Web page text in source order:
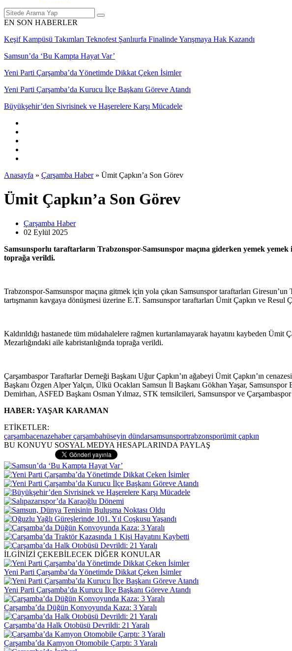
EN SON HABERLER
Keşif Kampüsü Takımları Teknofest Şanlıurfa Finalinde Yarışmaya Hak Kazandı
Samsun’da ‘Bu Kampta Hayat Var’
Yeni Parti Çarşamba’da Yönetimde Dikkat Çeken İsimler
Yeni Parti Çarşamba’da Kurucu İlçe Başkanı Göreve Atandı
Büyükşehir’den Sivrisinek ve Haşerelere Karşı Mücadele
Anasayfa » Çarşamba Haber » Ümit Çapkın’a Son Görev
Ümit Çapkın’a Son Görev
Çarşamba Haber
02 Eylül 2025
Samsunsporlu taraftarların Trabzonspor-Samsunspor maçına giderken yemek
toprağa verildi.
Trabzonspor-Samsunspor maçına gitmek için yola çıkan Samsunspor taraftarları
tartışmanın kavgaya dönüşmesi üzerine E.T. Samsunspor taraftarları Ümit Çapkın ve Resul
Kaldırıldığı hastanede tüm müdahalelere rağmen kurtarılamayarak hayatını kaybeden Ümit
Mezarlığındaki aile kabristanlığında toprağa verildi.
Çarşambaspor Taraftarlar Derneği Başkanı Uğur Çapkın’ın ağabeyi Ümit Çapkın’ın
Başkanı Özgen Alper Yalçın, Ülkü Ocakları Samsun İl Başkanı Gökhan Yaşar,
Demirhan, ASFED Başkanı Osman Yılmaz, STK temsilcileri, Samsunspor ve Çarşambaspor
HABER: YAŞAR KARAMAN
ETİKETLER:
çarşambacenazehaber çarşambahüseyin dündarsamsunsportrabzonsporümit çapkın
BU KONUYU SOSYAL MEDYA HESAPLARINDA PAYLAŞ
İLGİNİZİ ÇEKEBİLECEK DİĞER KONULAR
Yeni Parti Çarşamba’da Yönetimde Dikkat Çeken İsimler
Yeni Parti Çarşamba’da Kurucu İlçe Başkanı Göreve Atandı
Çarşamba’da Düğün Konvoyunda Kaza: 3 Yaralı
Çarşamba’da Halk Otobüsü Devrildi: 21 Yaralı
Çarşamba’da Kamyon Otomobile Çarptı: 3 Yaralı